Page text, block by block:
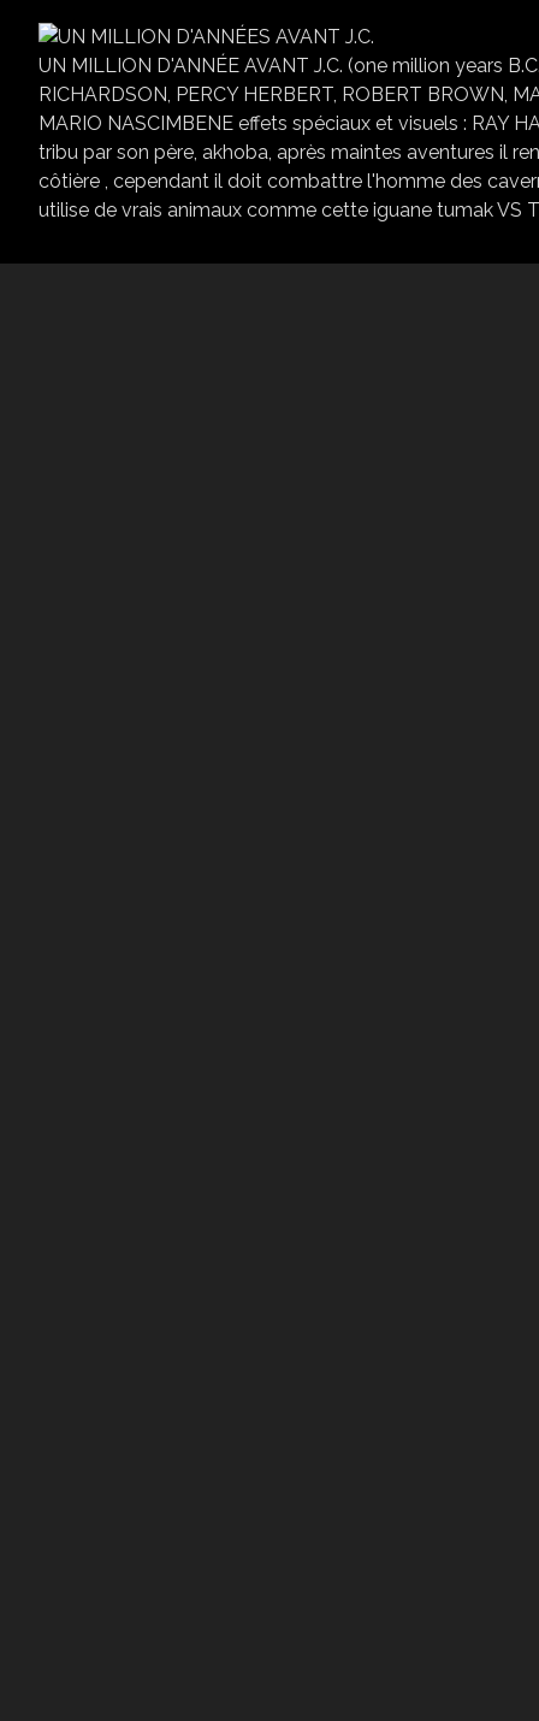
UN MILLION D'ANNÉE AVANT J.C. (one million years
RICHARDSON, PERCY HERBERT, ROBERT BROWN,
MARIO NASCIMBENE effets spéciaux et visuels : RAY
tribu par son père, akhoba, après maintes aventures il
côtière , cependant il doit combattre l'homme des
utilise de vrais animaux comme cette iguane tumak VS